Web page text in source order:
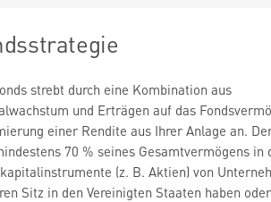
strebt durch eine Kombination aus
und Erträgen auf das
einer Rendite aus Ihrer Anlage an.
70 % seines Gesamtvermögens in
(z. B. Aktien) von
Sitz in den Vereinigten Staaten haben